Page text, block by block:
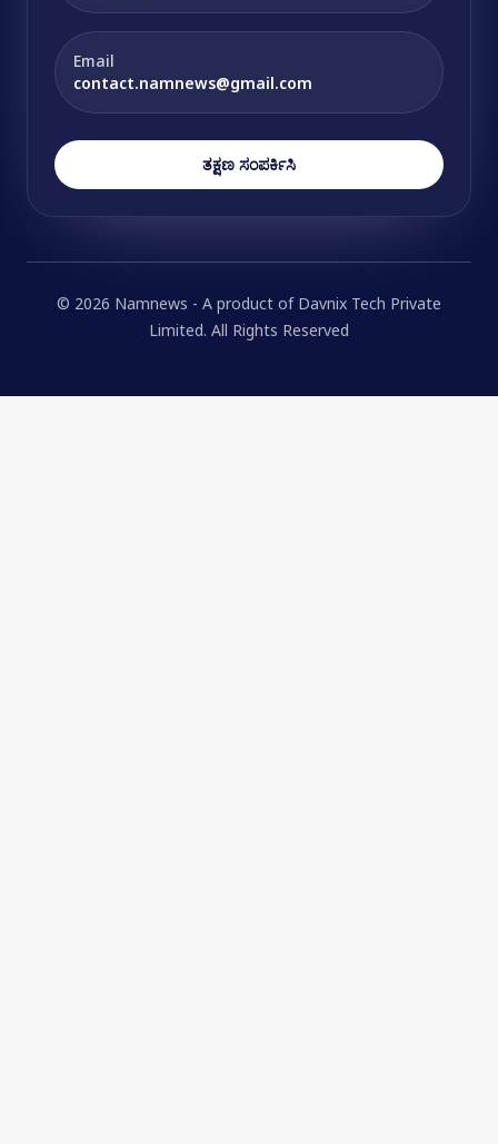
Email
contact.namnews@gmail.com
ತಕ್ಷಣ ಸಂಪರ್ಕಿಸಿ
© 2026 Namnews - A product of Davnix Tech Private
Limited. All Rights Reserved